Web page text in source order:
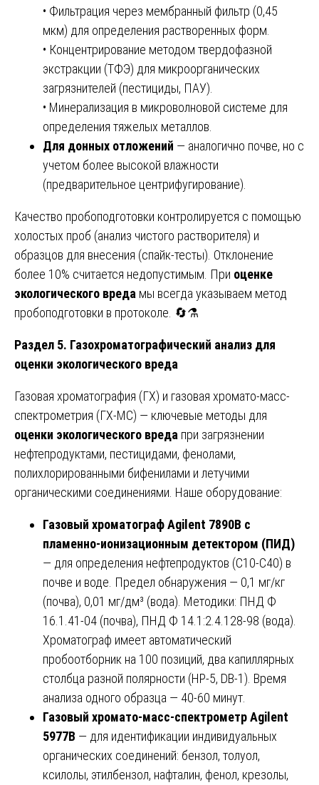
• Фильтрация через мембранный фильтр (0,45
мкм) для определения растворенных форм.
• Концентрирование методом твердофазной
экстракции (ТФЭ) для микроорганических
загрязнителей (пестициды, ПАУ).
• Минерализация в микроволновой системе для
определения тяжелых металлов.
Для донных отложений — аналогично почве, но с
учетом более высокой влажности
(предварительное центрифугирование).
Качество пробоподготовки контролируется с помощью
холостых проб (анализ чистого растворителя) и
образцов для внесения (спайк-тесты). Отклонение
более 10% считается недопустимым. При оценке
экологического вреда мы всегда указываем метод
пробоподготовки в протоколе. 🔄⚗️
Раздел 5. Газохроматографический анализ для
оценки экологического вреда
Газовая хроматография (ГХ) и газовая хромато-масс-
спектрометрия (ГХ-МС) — ключевые методы для
оценки экологического вреда при загрязнении
нефтепродуктами, пестицидами, фенолами,
полихлорированными бифенилами и летучими
органическими соединениями. Наше оборудование:
Газовый хроматограф Agilent 7890B с
пламенно-ионизационным детектором (ПИД)
— для определения нефтепродуктов (С10-С40) в
почве и воде. Предел обнаружения — 0,1 мг/кг
(почва), 0,01 мг/дм³ (вода). Методики: ПНД Ф
16.1.41-04 (почва), ПНД Ф 14.1:2.4.128-98 (вода).
Хроматограф имеет автоматический
пробоотборник на 100 позиций, два капиллярных
столбца разной полярности (HP-5, DB-1). Время
анализа одного образца — 40-60 минут.
Газовый хромато-масс-спектрометр Agilent
5977B — для идентификации индивидуальных
органических соединений: бензол, толуол,
ксилолы, этилбензол, нафталин, фенол, крезолы,